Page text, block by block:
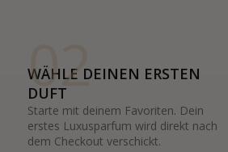
02
WÄHLE DEINEN ERSTEN
DUFT
Starte mit deinem Favoriten. Dein
erstes Luxusparfum wird direkt nach
dem Checkout verschickt.